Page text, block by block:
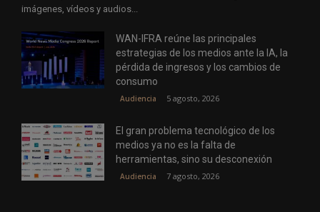
imágenes, vídeos y audios...
WAN-IFRA reúne las principales
estrategias de los medios ante la IA, la
pérdida de ingresos y los cambios de
consumo
Audiencia 5 agosto, 2026
El gran problema tecnológico de los
medios ya no es la falta de
herramientas, sino su desconexión
Audiencia 7 agosto, 2026